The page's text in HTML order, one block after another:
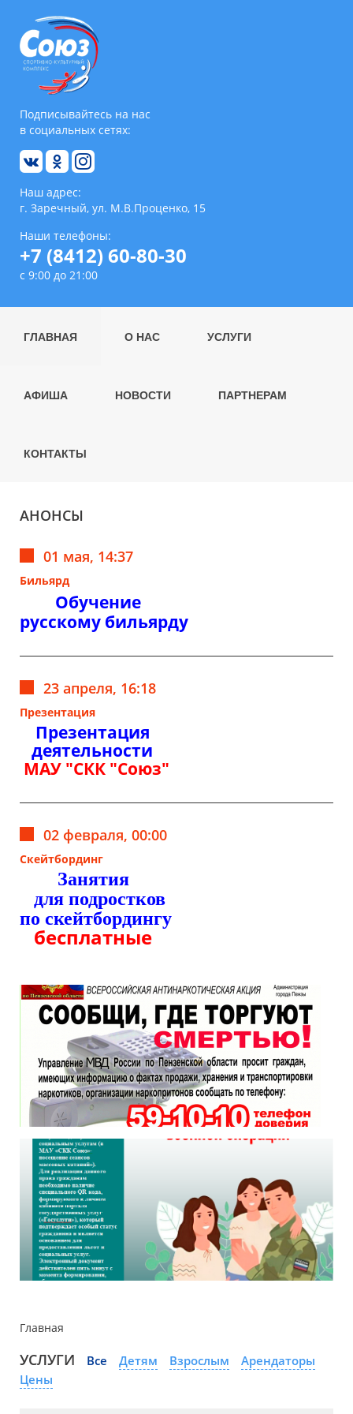
Подписывайтесь на нас
в социальных сетях:
Наш адрес:
г. Заречный, ул. М.В.Проценко, 15
Наши телефоны:
+7 (8412) 60-80-30
с 9:00 до 21:00
ГЛАВНАЯ О НАС УСЛУГИ
АФИША НОВОСТИ ПАРТНЕРАМ
КОНТАКТЫ
АНОНСЫ
01 мая, 14:37
Бильярд
Обучение
русскому бильярду
23 апреля, 16:18
Презентация
Презентация
деятельности
МАУ "СКК "Союз"
02 февраля, 00:00
Скейтбординг
Занятия
для подростков
по скейтбордингу
бесплатные
Главная
УСЛУГИ Все Детям Взрослым
Арендаторы
Цены